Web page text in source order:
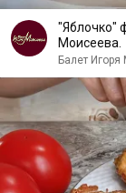
"Яблочко"
Моисеева.
Балет